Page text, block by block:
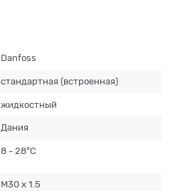
Danfoss
стандартная (встроенная)
жидкостный
Дания
8 - 28°С
M30 x 1.5